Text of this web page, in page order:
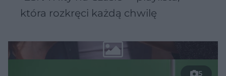
która rozkręci każdą chwilę
5